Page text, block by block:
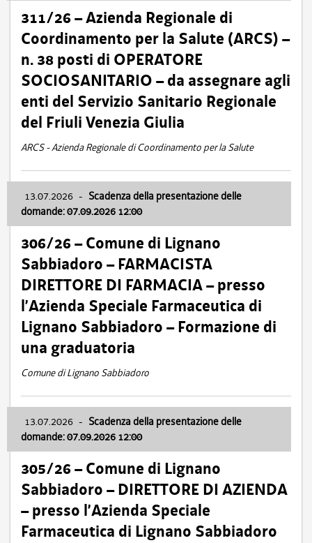
311/26 – Azienda Regionale di
Coordinamento per la Salute (ARCS) –
n. 38 posti di OPERATORE
SOCIOSANITARIO – da assegnare agli
enti del Servizio Sanitario Regionale
del Friuli Venezia Giulia
ARCS - Azienda Regionale di Coordinamento per la Salute
13.07.2026 - Scadenza della presentazione delle
domande: 07.09.2026 12:00
306/26 – Comune di Lignano
Sabbiadoro – FARMACISTA
DIRETTORE DI FARMACIA – presso
l’Azienda Speciale Farmaceutica di
Lignano Sabbiadoro – Formazione di
una graduatoria
Comune di Lignano Sabbiadoro
13.07.2026 - Scadenza della presentazione delle
domande: 07.09.2026 12:00
305/26 – Comune di Lignano
Sabbiadoro – DIRETTORE DI AZIENDA
– presso l’Azienda Speciale
Farmaceutica di Lignano Sabbiadoro